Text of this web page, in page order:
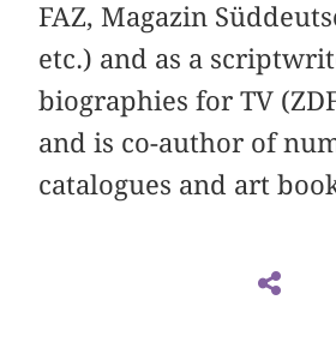
FAZ, Magazin
etc.) and as a
biographies for TV
and is co-author of
catalogues and art